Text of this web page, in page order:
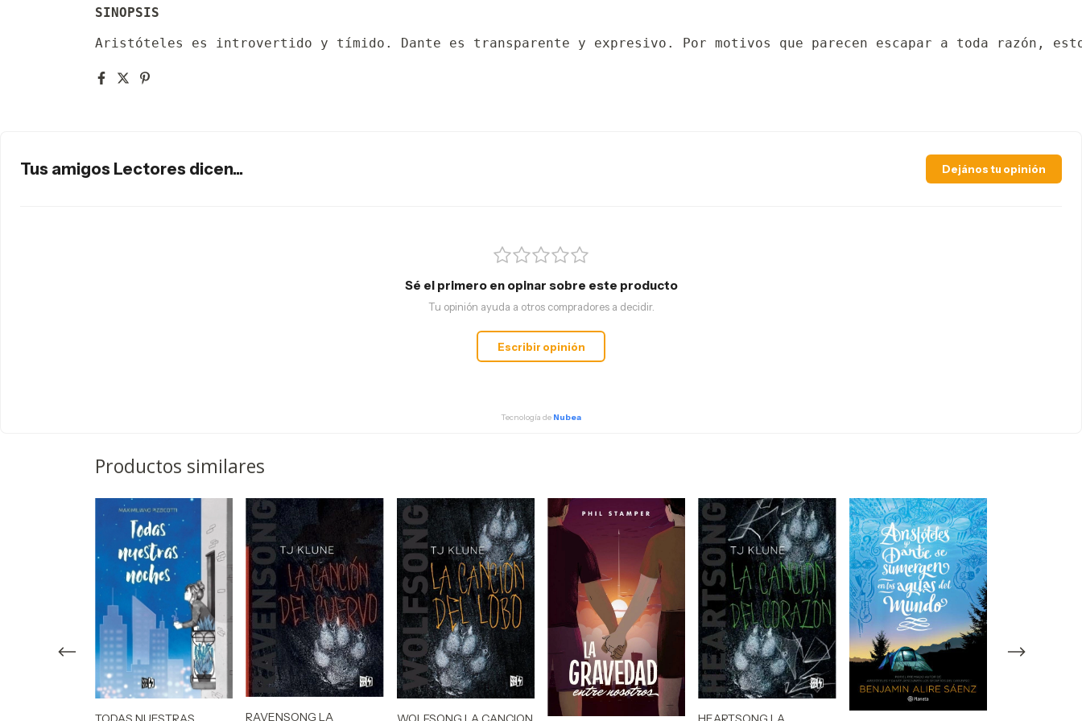
SINOPSIS
Aristóteles es introvertido y tímido. Dante es transparente y expresivo. Por motivos que parecen escapar a toda razón,
Tus amigos Lectores dicen... Dejános tu opinión
Sé el primero en opinar sobre este producto
Tu opinión ayuda a otros compradores a decidir.
Escribir opinión
Tecnología de Nubea
Productos similares
RAVENSONG LA